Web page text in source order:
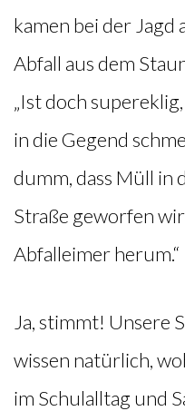
kamen bei der Jagd
Abfall aus dem
„Ist doch
in die Gegend
dumm, dass Müll in
Straße geworfen
Abfalleimer herum.“
Ja, stimmt! Unsere
wissen natürlich,
im Schulalltag und